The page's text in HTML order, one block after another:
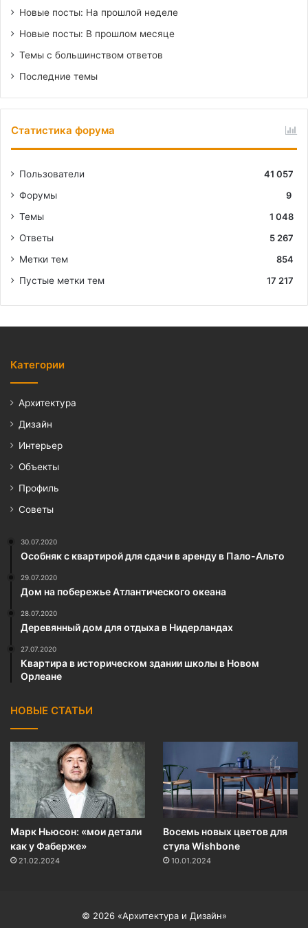
Новые посты: На прошлой неделе
Новые посты: В прошлом месяце
Темы с большинством ответов
Последние темы
Статистика форума
Пользователи
41 057
Форумы
9
Темы
1 048
Ответы
5 267
Метки тем
854
Пустые метки тем
17 217
Категории
Архитектура
Дизайн
Интерьер
Объекты
Профиль
Советы
30.07.2020
Особняк с квартирой для сдачи в аренду в Пало-Альто
29.07.2020
Дом на побережье Атлантического океана
28.07.2020
Деревянный дом для отдыха в Нидерландах
27.07.2020
Квартира в историческом здании школы в Новом
Орлеане
НОВЫЕ СТАТЬИ
Марк Ньюсон: «мои детали
как у Фаберже»
21.02.2024
Восемь новых цветов для
стула Wishbone
10.01.2024
© 2026 «Архитектура и Дизайн»